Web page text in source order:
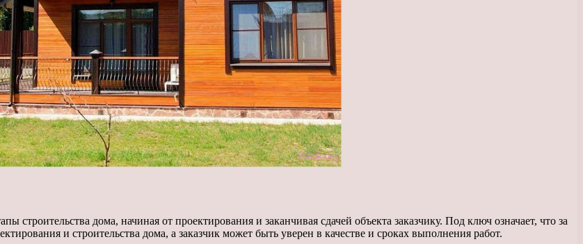
строительства дома, начиная от проектирования и заканчивая сдачей объекта заказчику. Под ключ означает, что за
и строительства дома, а заказчик может быть уверен в качестве и сроках выполнения работ.